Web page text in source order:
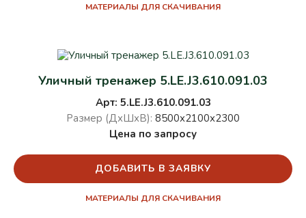
МАТЕРИАЛЫ ДЛЯ СКАЧИВАНИЯ
Уличный тренажер 5.LE.J3.610.091.03
Арт: 5.LE.J3.610.091.03
Размер (ДхШхВ): 8500х2100х2300
Цена по запросу
ДОБАВИТЬ В ЗАЯВКУ
МАТЕРИАЛЫ ДЛЯ СКАЧИВАНИЯ